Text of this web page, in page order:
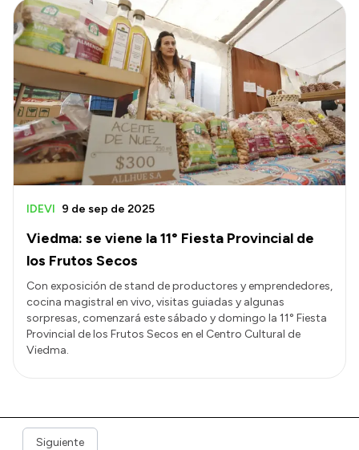
Viedma: se viene la 11° Fiesta Provincial de
los Frutos Secos
IDEVI 9 de sep de 2025
Con exposición de stand de productores y emprendedores,
cocina magistral en vivo, visitas guiadas y algunas
sorpresas, comenzará este sábado y domingo la 11° Fiesta
Provincial de los Frutos Secos en el Centro Cultural de
Viedma.
Siguiente